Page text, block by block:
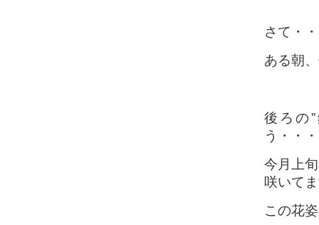
さて・
ある朝
後ろの
う・・
今月上
咲いて
この花